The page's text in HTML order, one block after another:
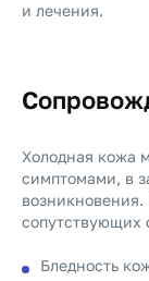
и лечения.
Холодная кожа
симптомами, в
сопутствующих
Бледность